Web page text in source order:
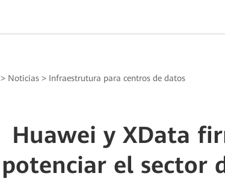
> Noticias > Infraestrutura para centros de datos
Huawei y XData
potenciar el sector